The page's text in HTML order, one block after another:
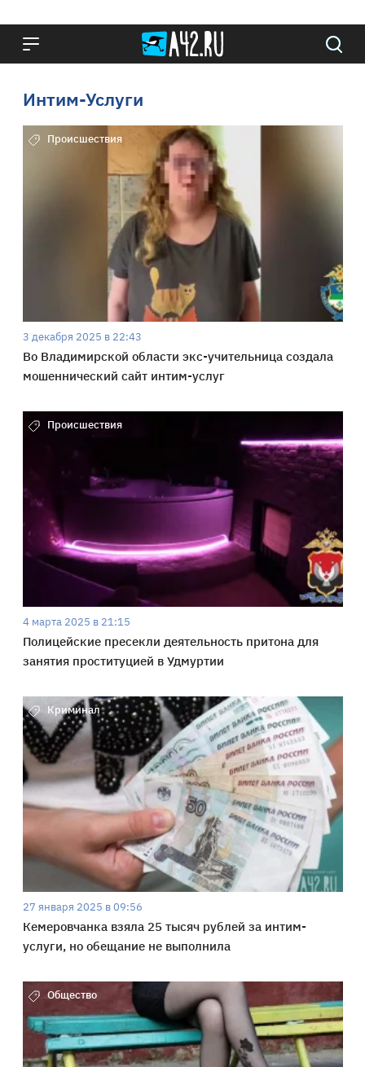
Интим-Услуги
Происшествия
3 декабря 2025 в 22:43
Во Владимирской области экс-учительница создала
мошеннический сайт интим-услуг
Происшествия
4 марта 2025 в 21:15
Полицейские пресекли деятельность притона для
занятия проституцией в Удмуртии
Криминал
27 января 2025 в 09:56
Кемеровчанка взяла 25 тысяч рублей за интим-
услуги, но обещание не выполнила
Общество